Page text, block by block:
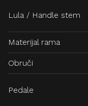
Lula / Handle stem
Materijal rama
Obruči
Pedale